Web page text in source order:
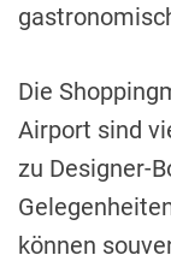
Die
Airport sind
zu Designer-
können